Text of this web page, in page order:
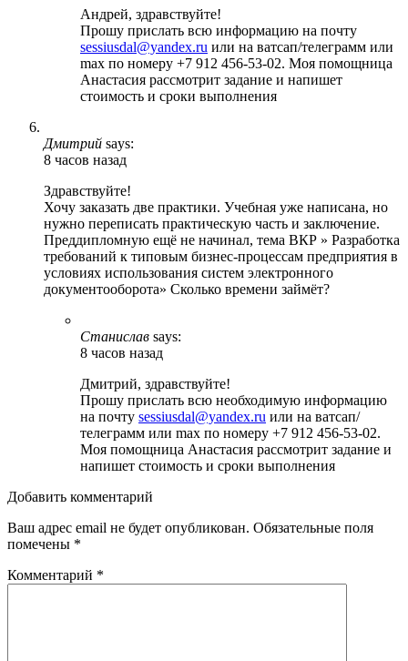
Андрей, здравствуйте!
Прошу прислать всю информацию на почту
sessiusdal@yandex.ru или на ватсап/телеграмм или
max по номеру +7 912 456-53-02. Моя помощница
Анастасия рассмотрит задание и напишет
стоимость и сроки выполнения
Дмитрий says:
8 часов назад
Здравствуйте!
Хочу заказать две практики. Учебная уже написана, но
нужно переписать практическую часть и заключение.
Преддипломную ещё не начинал, тема ВКР » Разработка
требований к типовым бизнес-процессам предприятия в
условиях использования систем электронного
документооборота» Сколько времени займёт?
Станислав says:
8 часов назад
Дмитрий, здравствуйте!
Прошу прислать всю необходимую информацию
на почту sessiusdal@yandex.ru или на ватсап/
телеграмм или max по номеру +7 912 456-53-02.
Моя помощница Анастасия рассмотрит задание и
напишет стоимость и сроки выполнения
Добавить комментарий
Ваш адрес email не будет опубликован. Обязательные поля
помечены *
Комментарий *